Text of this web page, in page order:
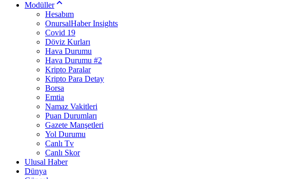
Modüller
Hesabım
OnursalHaber Insights
Covid 19
Döviz Kurları
Hava Durumu
Hava Durumu #2
Kripto Paralar
Kripto Para Detay
Borsa
Emtia
Namaz Vakitleri
Puan Durumları
Gazete Manşetleri
Yol Durumu
Canlı Tv
Canlı Skor
Ulusal Haber
Dünya